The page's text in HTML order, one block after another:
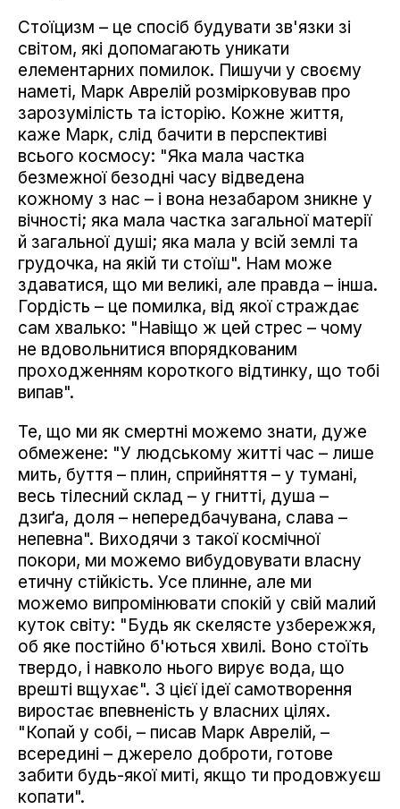
Стоїцизм – це спосіб будувати зв'язки зі
світом, які допомагають уникати
елементарних помилок. Пишучи у своєму
наметі, Марк Аврелій розмірковував про
зарозумілість та історію. Кожне життя,
каже Марк, слід бачити в перспективі
всього космосу: "Яка мала частка
безмежної безодні часу відведена
кожному з нас – і вона незабаром зникне у
вічності; яка мала частка загальної матерії
й загальної душі; яка мала у всій землі та
грудочка, на якій ти стоїш". Нам може
здаватися, що ми великі, але правда – інша.
Гордість – це помилка, від якої страждає
сам хвалько: "Навіщо ж цей стрес – чому
не вдовольнитися впорядкованим
проходженням короткого відтинку, що тобі
випав".
Те, що ми як смертні можемо знати, дуже
обмежене: "У людському житті час – лише
мить, буття – плин, сприйняття – у тумані,
весь тілесний склад – у гнитті, душа –
дзиґа, доля – непередбачувана, слава –
непевна". Виходячи з такої космічної
покори, ми можемо вибудовувати власну
етичну стійкість. Усе плинне, але ми
можемо випромінювати спокій у свій малий
куток світу: "Будь як скелясте узбережжя,
об яке постійно б'ються хвилі. Воно стоїть
твердо, і навколо нього вирує вода, що
врешті вщухає". З цієї ідеї самотворення
виростає впевненість у власних цілях.
"Копай у собі, – писав Марк Аврелій, –
всередині – джерело доброти, готове
забити будь-якої миті, якщо ти продовжуєш
копати".